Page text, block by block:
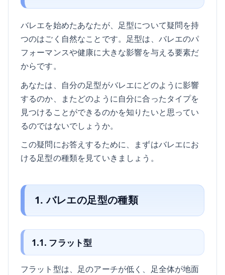
バレエを始めたあなたが、足型について疑問を持
つのはごく自然なことです。足型は、バレエのパ
フォーマンスや健康に大きな影響を与える要素だ
からです。
あなたは、自分の足型がバレエにどのように影響
するのか、またどのように自分に合ったタイプを
見つけることができるのかを知りたいと思ってい
るのではないでしょうか。
この疑問にお答えするために、まずはバレエにお
ける足型の種類を見ていきましょう。
1. バレエの足型の種類
1.1. フラット型
フラット型は、足のアーチが低く、足全体が地面